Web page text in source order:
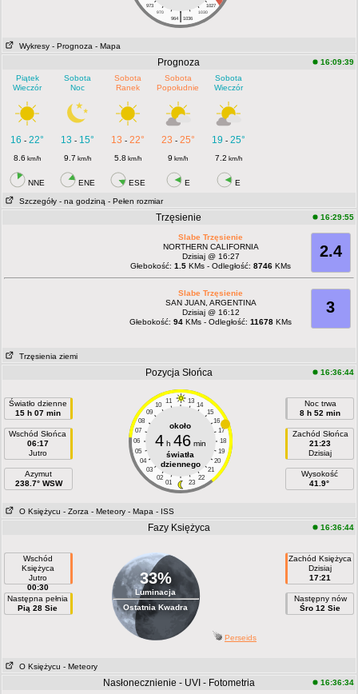
973
1027
970
1030
|
964 1036
Wykresy - Prognoza - Mapa
Prognoza
16:09:39
Piątek
Wieczór
Sobota
Noc
Sobota
Ranek
Sobota
Popołudnie
Sobota
Wieczór
16 -22° 13 - 15° 13 - 22° 23 - 25° 19 - 25°
8.6 km/h 9.7 km/h 5.8 km/h 9 km/h 7.2 km/h
NNE ENE ESE E E
Szczegóły - na godziną - Pełen rozmiar
Trzęsienie 16:29:55
2.4
Slabe Trzęsienie
NORTHERN CALIFORNIA
Dzisiaj @ 16:27
Głebokość:1.5 KMs - Odległość:8746 KMs
3
Slabe Trzęsienie
SAN JUAN, ARGENTINA
Dzisiaj @ 16:12
Głebokość:94 KMs - Odległość:11678 KMs
Trzęsienia ziemi
Pozycja Słońca 16:36:44
Światło dzienne
15 h 07 min
Wschód Słońca
06:17
Jutro
Azymut
238.7° WSW
11 13
10
14
09
15
08
16
07
17
06
18
05
19
04
20
03
21
02
22
01 23
około
4h 46min
światła
dziennego
Noc trwa
8 h 52 min
Zachód Słońca
21:23
Dzisiaj
Wysokość
41.9°
O Księżycu - Zorza - Meteory - Mapa - ISS
Fazy Księżyca 16:36:44
Wschód
Księżyca
Jutro
00:30
Następna pełnia
Pią 28 Sie
33%
Luminacja
Ostatnia Kwadra
Zachód Księżyca
Dzisiaj
17:21
Następny nów
Śro 12 Sie
Perseids
O Księżycu - Meteory
Nasłonecznienie - UVI - Fotometria 16:36:34